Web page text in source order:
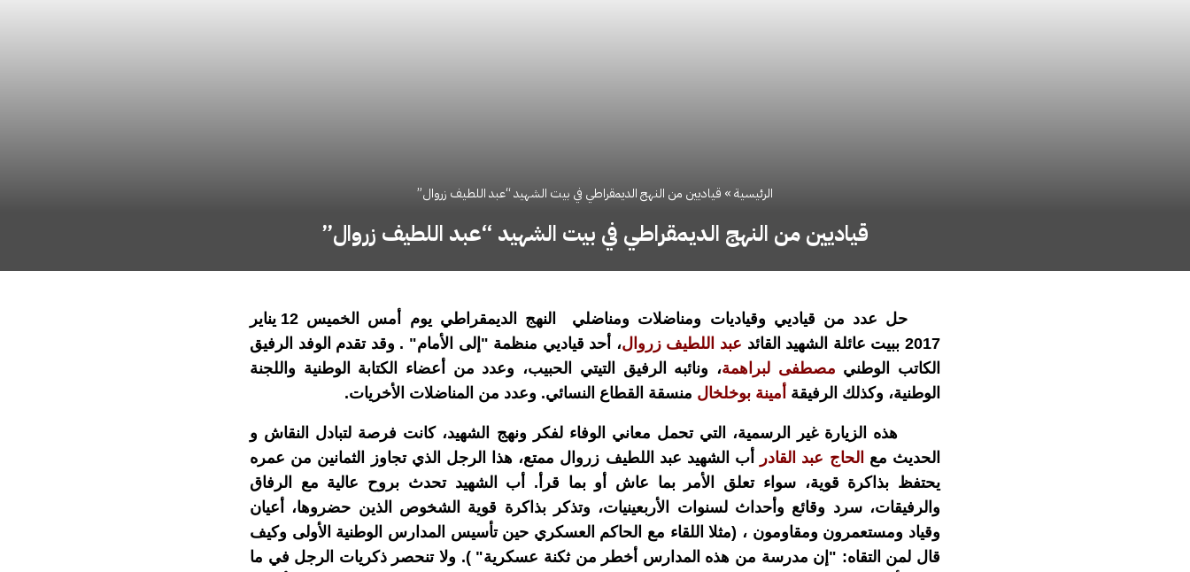
الرئيسية» قياديين من النهج الديمقراطي في بيت الشهيد “عبد اللطيف زروال”
قياديين من النهج الديمقراطي في بيت الشهيد “عبد اللطيف زروال”
حل عدد من قياديي وقياديات ومناضلات ومناضلي النهج الديمقراطي يوم أمس الخميس 12 يناير
2017 ببيت عائلة الشهيد القائد
عبد اللطيف زروال، أحد قياديي منظمة "إلى الأمام" . وقد تقدم الوفد الرفيق
الكاتب الوطني مصطفى لبراهمة، ونائبه الرفيق التيتي الحبيب، وعدد من أعضاء الكتابة الوطنية واللجنة
الوطنية، وكذلك الرفيقة أمينة بوخلخال منسقة القطاع النسائي. وعدد من المناضلات الأخريات.
هذه الزيارة غير الرسمية، التي تحمل معاني الوفاء لفكر ونهج الشهيد، كانت فرصة لتبادل النقاش و
الحديث مع الحاج عبد القادر
أب الشهيد عبد اللطيف زروال ممتع، هذا الرجل الذي تجاوز الثمانين من عمره
يحتفظ بذاكرة قوية، سواء تعلق الأمر بما عاش أو بما قرأ. أب الشهيد تحدث بروح عالية مع الرفاق
والرفيقات، سرد وقائع وأحداث لسنوات الأربعينيات، وتذكر بذاكرة قوية الشخوص الذين حضروها، أعيان
وقياد ومستعمرون ومقاومون ، (مثلا اللقاء مع الحاكم العسكري حين تأسيس المدارس الوطنية الأولى وكيف
قال لمن التقاه: "إن مدرسة من هذه المدارس أخطر من ثكنة عسكرية" ). ولا تنحصر ذكريات الرجل في ما